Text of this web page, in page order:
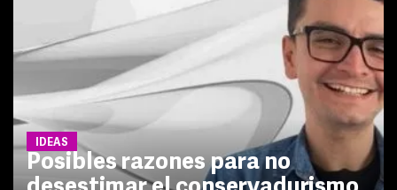
IDEAS
Posibles razones para no